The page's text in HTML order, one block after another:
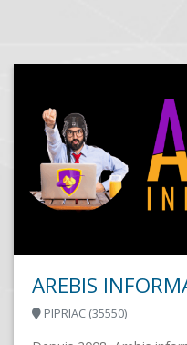
PARADISIA
ROISSY EN FRANCE (95700)